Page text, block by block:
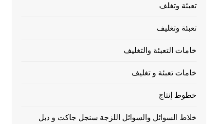
تعبئة وتغلف
تعبئة وتغليف
خامات التعبئة والتغليف
خامات تعبئة و تغليف
خطوط إنتاج
خلاط السوائل والسوائل اللزجة سنجل جاكت و دبل